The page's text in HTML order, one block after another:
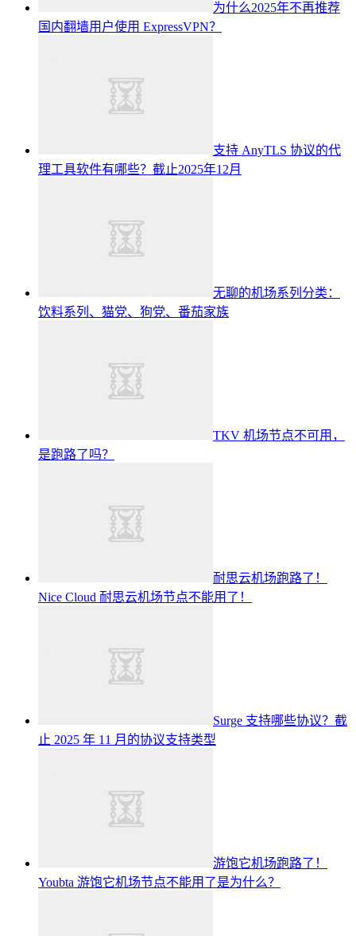
为什么2025年不再推荐
国内翻墙用户使用 ExpressVPN？
支持 AnyTLS 协议的代
理工具软件有哪些？截止2025年12月
无聊的机场系列分类：
饮料系列、猫党、狗党、番茄家族
TKV 机场节点不可用，
是跑路了吗？
耐思云机场跑路了！
Nice Cloud 耐思云机场节点不能用了！
Surge 支持哪些协议？截
止 2025 年 11 月的协议支持类型
游饱它机场跑路了！
Youbta 游饱它机场节点不能用了是为什么？